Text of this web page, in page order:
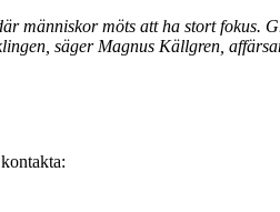
människor möts att ha stort fokus.
säger Magnus Källgren,